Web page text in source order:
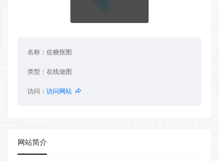
名称： 佐糖抠图
类型： 在线做图
访问： 访问网站
网站简介